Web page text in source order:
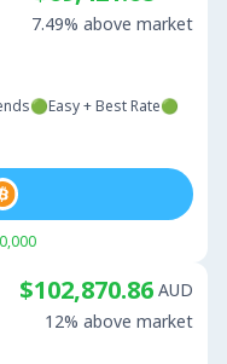
+ Best Rate🟢
7.49% above market
$102,870.86 AUD
12% above market